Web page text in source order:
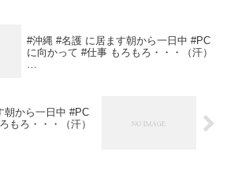
#沖縄 #名護 に居ます朝から一日中 #PC
に向かって #仕事 もろもろ・・・（汗）
…
朝から一日中 #PC
もろ・・・（汗）